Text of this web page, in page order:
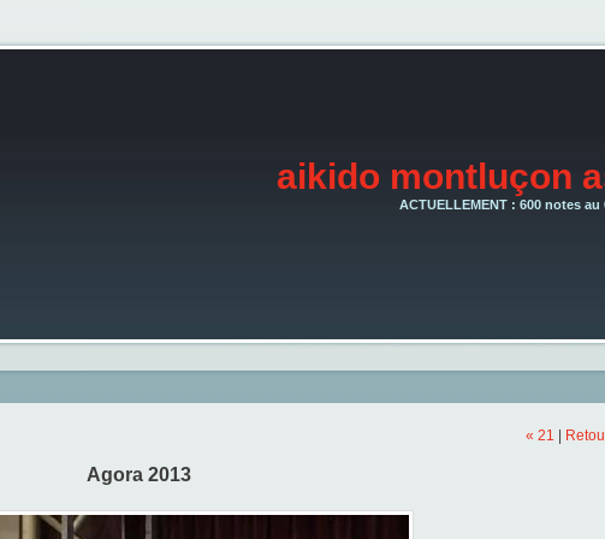
aikido montluçon
ACTUELLEMENT : 600 notes au
« 21
Agora 2013